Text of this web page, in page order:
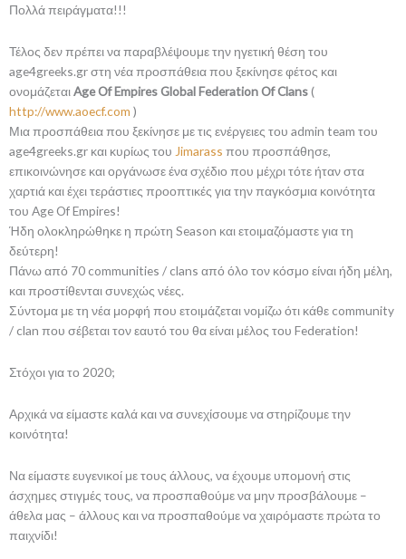
Πολλά πειράγματα!!!
Τέλος δεν πρέπει να παραβλέψουμε την ηγετική θέση του
age4greeks.gr στη νέα προσπάθεια που ξεκίνησε φέτος και
ονομάζεταιAge Of Empires Global Federation Of Clans(
http://www.aoecf.com )
Μια προσπάθεια που ξεκίνησε με τις ενέργειες του admin team του
age4greeks.gr και κυρίως του Jimarass που προσπάθησε,
επικοινώνησε και οργάνωσε ένα σχέδιο που μέχρι τότε ήταν στα
χαρτιά και έχει τεράστιες προοπτικές για την παγκόσμια κοινότητα
του Age Of Empires!
Ήδη ολοκληρώθηκε η πρώτη Season και ετοιμαζόμαστε για τη
δεύτερη!
Πάνω από 70 communities / clans από όλο τον κόσμο είναι ήδη μέλη,
και προστίθενται συνεχώς νέες.
Σύντομα με τη νέα μορφή που ετοιμάζεται νομίζω ότι κάθε community
/ clan που σέβεται τον εαυτό του θα είναι μέλος του Federation!
Στόχοι για το 2020;
Αρχικά να είμαστε καλά και να συνεχίσουμε να στηρίζουμε την
κοινότητα!
Να είμαστε ευγενικοί με τους άλλους, να έχουμε υπομονή στις
άσχημες στιγμές τους, να προσπαθούμε να μην προσβάλουμε –
άθελα μας – άλλους και να προσπαθούμε να χαιρόμαστε πρώτα το
παιχνίδι!